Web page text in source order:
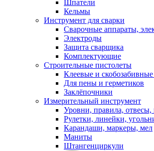
Шпатели
Кельмы
Инструмент для сварки
Сварочные аппараты,
Электроды
Защита сварщика
Комплектующие
Строительные пистолеты
Клеевые и
Для пены и герметиков
Заклёпочники
Измерительный инструмент
Уровни, правила,
Рулетки, линейки,
Карандаши, маркеры, мел
Маниты
Штангенциркули